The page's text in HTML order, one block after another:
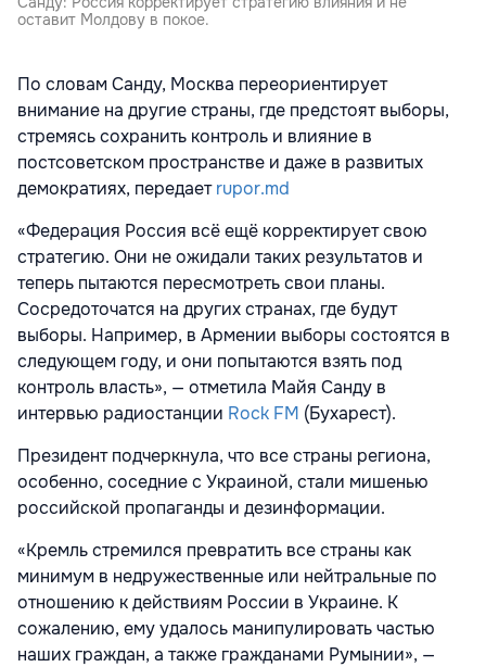
оставит Молдову в покое.
По словам Санду, Москва переориентирует
внимание на другие страны, где предстоят выборы,
стремясь сохранить контроль и влияние в
постсоветском пространстве и даже в развитых
демократиях, передаетrupor.md
«Федерация Россия всё ещё корректирует свою
стратегию. Они не ожидали таких результатов и
теперь пытаются пересмотреть свои планы.
Сосредоточатся на других странах, где будут
выборы. Например, в Армении выборы состоятся в
следующем году, и они попытаются взять под
контроль власть», — отметила Майя Санду в
интервью радиостанции Rock FM (Бухарест).
Президент подчеркнула, что все страны региона,
особенно, соседние с Украиной, стали мишенью
российской пропаганды и дезинформации.
«Кремль стремился превратить все страны как
минимум в недружественные или нейтральные по
отношению к действиям России в Украине. К
сожалению, ему удалось манипулировать частью
наших граждан, а также гражданами Румынии», —